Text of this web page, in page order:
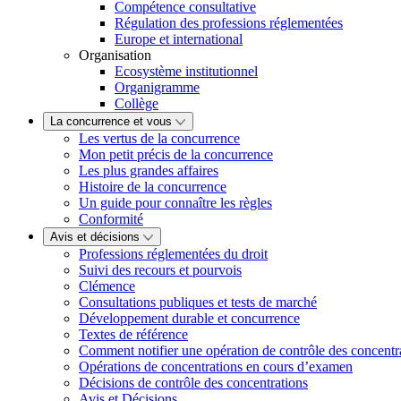
Compétence consultative
Régulation des professions réglementées
Europe et international
Organisation
Ecosystème institutionnel
Organigramme
Collège
La concurrence et vous
Les vertus de la concurrence
Mon petit précis de la concurrence
Les plus grandes affaires
Histoire de la concurrence
Un guide pour connaître les règles
Conformité
Avis et décisions
Professions réglementées du droit
Suivi des recours et pourvois
Clémence
Consultations publiques et tests de marché
Développement durable et concurrence
Textes de référence
Comment notifier une opération de contrôle des
Opérations de concentrations en cours d’examen
Décisions de contrôle des concentrations